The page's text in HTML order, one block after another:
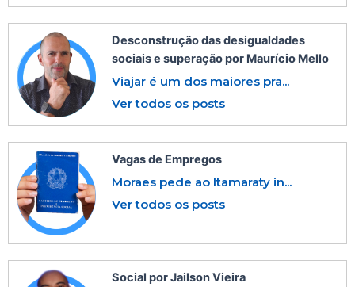
Desconstrução das desigualdades
sociais e superação por Maurício Mello
Viajar é um dos maiores pra...
Ver todos os posts
Vagas de Empregos
Moraes pede ao Itamaraty in...
Ver todos os posts
Social por Jailson Vieira